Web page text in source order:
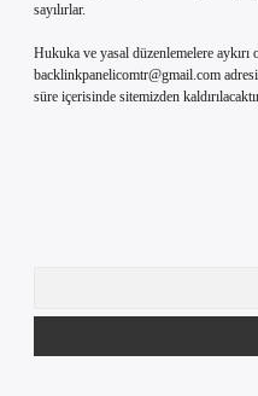
sayılırlar.
Hukuka ve yasal düzenlemelere
backlinkpanelicomtr@gmail.com
süre içerisinde sitemizden